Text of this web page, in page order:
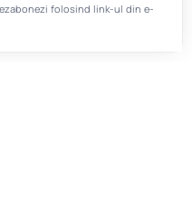
folosind link-ul din e-